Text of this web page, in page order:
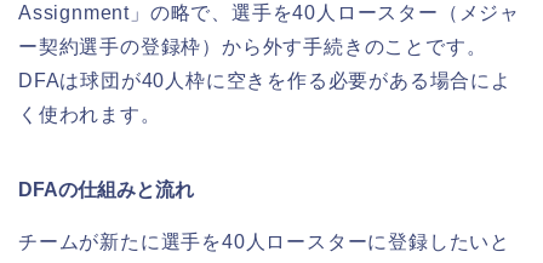
Assignment」の略で、選手を40人ロースター（メジャ
ー契約選手の登録枠）から外す手続きのことです。
DFAは球団が40人枠に空きを作る必要がある場合によ
く使われます。
DFAの仕組みと流れ
チームが新たに選手を40人ロースターに登録したいと